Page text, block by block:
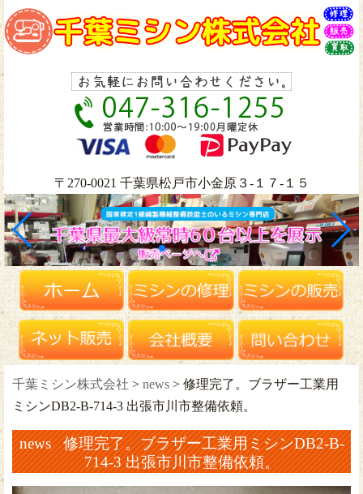
〒270-0021 千葉県松戸市小金原３-１７-１５
千葉ミシン株式会社 > news > 修理完了。ブラザー工業用
ミシンDB2-B-714-3 出張市川市整備依頼。
news 修理完了。ブラザー工業用ミシンDB2-B-
714-3 出張市川市整備依頼。